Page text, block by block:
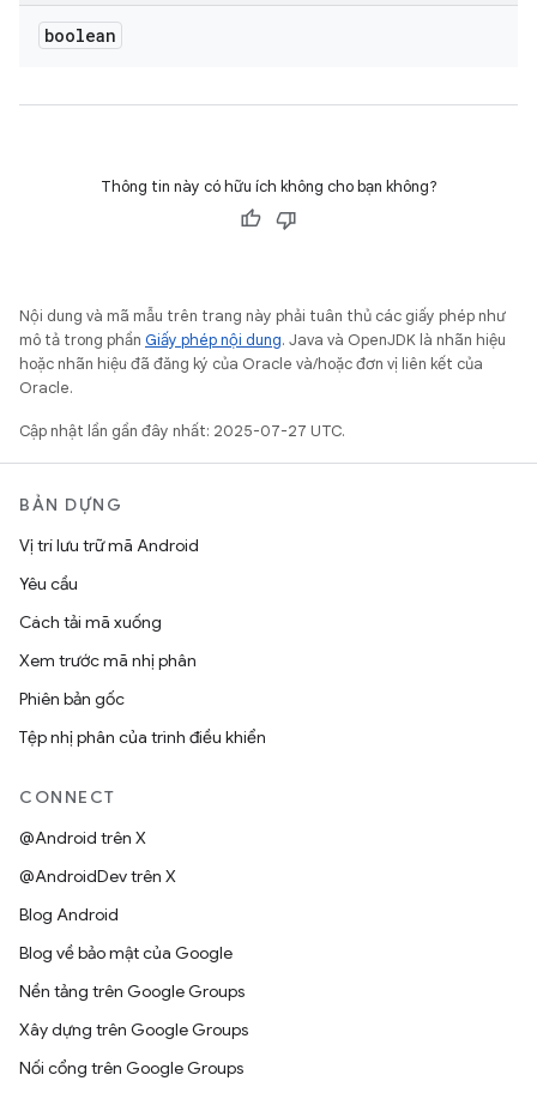
boolean
Thông tin này có hữu ích không cho bạn không?
Nội dung và mã mẫu trên trang này phải tuân thủ các giấy phép như
mô tả trong phần Giấy phép nội dung. Java và OpenJDK là nhãn hiệu
hoặc nhãn hiệu đã đăng ký của Oracle và/hoặc đơn vị liên kết của
Oracle.
Cập nhật lần gần đây nhất: 2025-07-27 UTC.
BẢN DỰNG
Vị trí lưu trữ mã Android
Yêu cầu
Cách tải mã xuống
Xem trước mã nhị phân
Phiên bản gốc
Tệp nhị phân của trình điều khiển
CONNECT
@Android trên X
@AndroidDev trên X
Blog Android
Blog về bảo mật của Google
Nền tảng trên Google Groups
Xây dựng trên Google Groups
Nối cổng trên Google Groups